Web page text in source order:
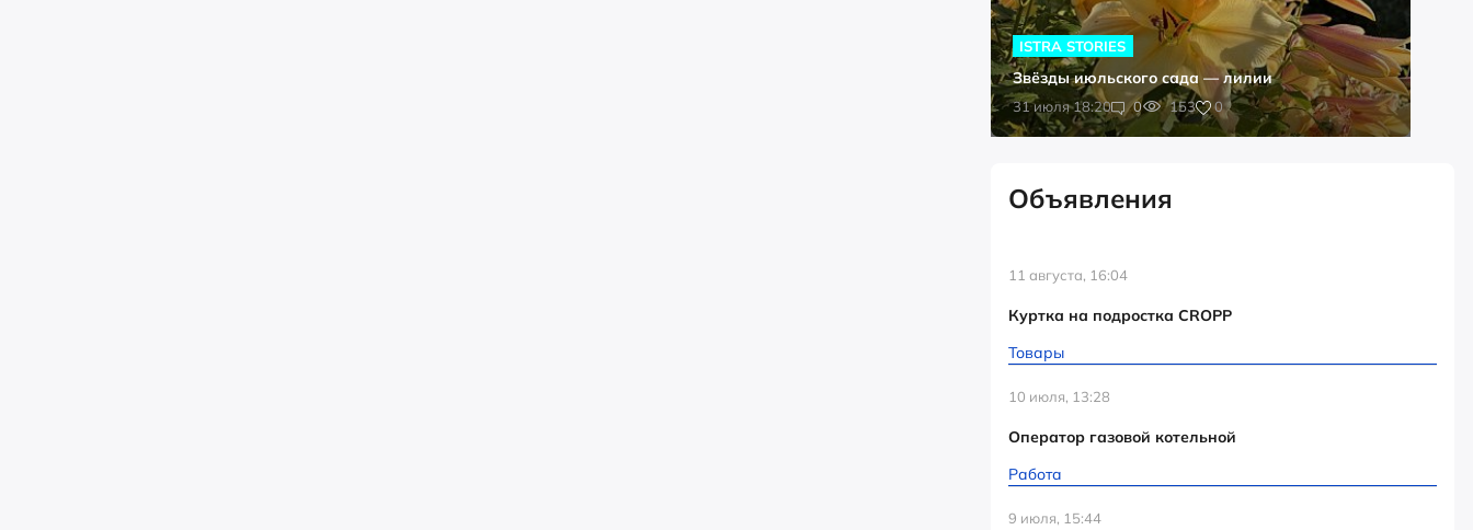
31 июля 18:20 0 153 0
ISTRA STORIES
Звёзды июльского сада — лилии
Объявления
11 августа, 16:04
Куртка на подростка CROPP
Товары
10 июля, 13:28
Оператор газовой котельной
Работа
9 июля, 15:44